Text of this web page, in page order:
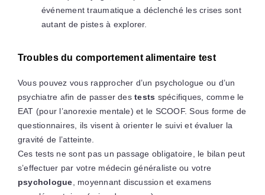
événement traumatique a déclenché les crises sont
autant de pistes à explorer.
Troubles du comportement alimentaire test
Vous pouvez vous rapprocher d’un psychologue ou d’un
psychiatre afin de passer destests spécifiques, comme le
EAT (pour l’anorexie mentale) et le SCOOF. Sous forme de
questionnaires, ils visent à orienter le suivi et évaluer la
gravité de l’atteinte.
Ces tests ne sont pas un passage obligatoire, le bilan peut
s’effectuer par votre médecin généraliste ou votre
psychologue, moyennant discussion et examens